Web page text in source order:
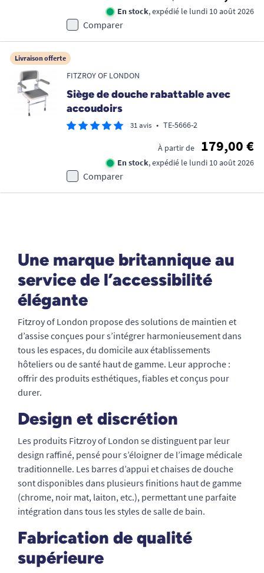
En stock, expédié le lundi 10 août 2026
Comparer
Livraison offerte
FITZROY OF LONDON
Siège de douche rabattable avec
accoudoirs
31 avis • TE-5666-2
À partir de 179,00 €
En stock, expédié le lundi 10 août 2026
Comparer
Une marque britannique au
service de l’accessibilité
élégante
Fitzroy of London propose des solutions de maintien et
d’assise conçues pour s’intégrer harmonieusement dans
tous les espaces, du domicile aux établissements
hôteliers ou de santé haut de gamme. Leur approche :
offrir des produits esthétiques, fiables et conçus pour
durer.
Design et discrétion
Les produits Fitzroy of London se distinguent par leur
design raffiné, pensé pour s’éloigner de l’image médicale
traditionnelle. Les barres d’appui et chaises de douche
sont disponibles dans plusieurs finitions haut de gamme
(chrome, noir mat, laiton, etc.), permettant une parfaite
intégration dans tous les styles de salle de bain.
Fabrication de qualité
supérieure